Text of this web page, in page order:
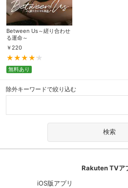
Between Us～縒り合わせ
る運命～
￥ 220
無料あり
除外キーワードで絞り込む
Rakuten TVア
iOS版アプリ